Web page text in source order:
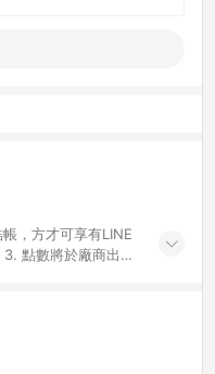
，方才可享有LINE
點數將於廠商出貨
購物希望提供簡